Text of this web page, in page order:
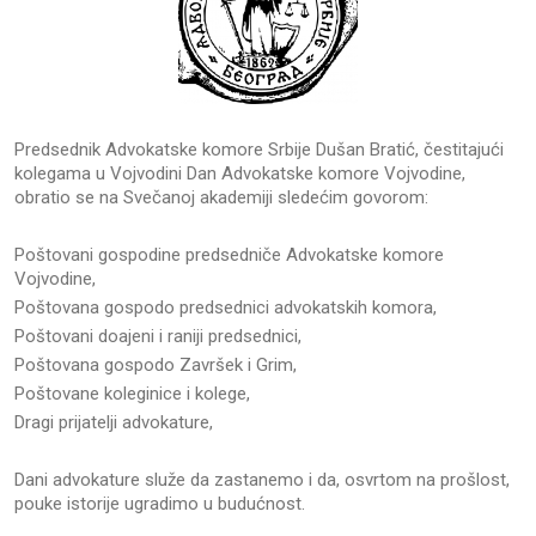
Predsednik Advokatske komore Srbije Dušan Bratić, čestitajući
kolegama u Vojvodini Dan Advokatske komore Vojvodine,
obratio se na Svečanoj akademiji sledećim govorom:
Poštovani gospodine predsedniče Advokatske komore
Vojvodine,
Poštovana gospodo predsednici advokatskih komora,
Poštovani doajeni i raniji predsednici,
Poštovana gospodo Završek i Grim,
Poštovane koleginice i kolege,
Dragi prijatelji advokature,
Dani advokature služe da zastanemo i da, osvrtom na prošlost,
pouke istorije ugradimo u budućnost.